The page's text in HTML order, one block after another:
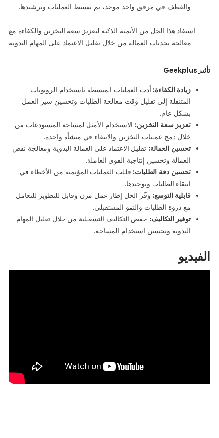
والقطف في مرفق واحد موحد، تم تبسيط العمليات وترشيدها.
استفاد هذا الحل من الأتمتة الذكية لتعزيز سعة التخزين والكفاءة مع
معالجة تحديات العمالة من خلال تقليل الاعتماد على المهام اليدوية.
تأثير Geekplus
زيادة الكفاءة: أدت العمليات المبسطة باستخدام الروبوتات
المتنقلة إلى تقليل وقت معالجة الطلبات وتحسين سير العمل
بشكل عام.
تعزيز سعة التخزين: الاستخدام الأمثل لمساحة المستودعات من
خلال دمج عمليات التخزين والانتقاء في منشأة واحدة.
تحسين العمالة: تقليل الاعتماد على العمالة اليدوية ومعالجة نقص
العمالة وتحسين إنتاجية القوى العاملة.
تحسين دقة الطلبات: قللت العمليات المؤتمتة من الأخطاء في
انتقاء الطلبات وتوحيدها.
قابلية التوسع: وفّر الحل إطار عمل مرن وقابل للتطوير للتعامل
مع ذروة الطلبات والنمو المستقبلي.
توفير التكاليف: خفض التكاليف التشغيلية من خلال تقليل المهام
اليدوية وتحسين استخدام المساحة.
الفيديو